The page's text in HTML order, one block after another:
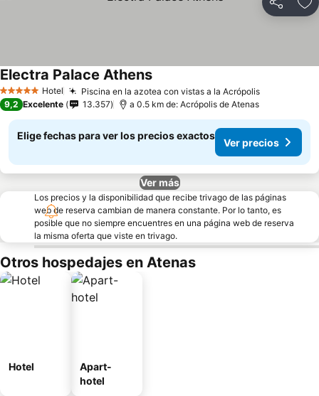
Compartir
5 Estrellas Hotel Piscina en la azotea con vistas a la Acrópolis
Electra Palace Athens
9,2 Excelente 13.357 a 0.5 km de: Acrópolis de Atenas
Elige fechas para ver los precios exactos
Ver precios
Ver más
Los precios y la disponibilidad que recibe trivago de las páginas
web de reserva cambian de manera constante. Por lo tanto, es
posible que no siempre encuentres en una página web de reserva
la misma oferta que viste en trivago.
Otros hospedajes en Atenas
Hotel
Apart-
hotel